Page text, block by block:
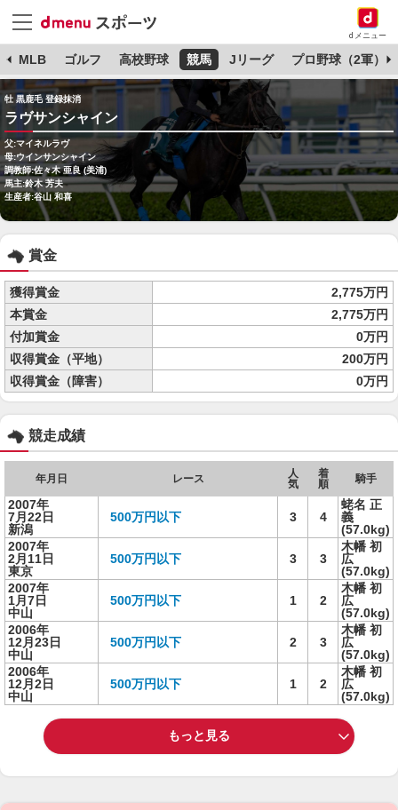
dメニュー
MLB ゴルフ 高校野球 競馬 Jリーグ プロ野球（2軍）
牡 黒鹿毛 登録抹消
ラヴサンシャイン
父:マイネルラヴ
母:ウインサンシャイン
調教師:佐々木 亜良 (美浦)
馬主:鈴木 芳夫
生産者:谷山 和喜
賞金
獲得賞金
2,775万円
本賞金
2,775万円
付加賞金
0万円
収得賞金（平地）
200万円
収得賞金（障害）
0万円
競走成績
年月日 レース
人
気
着
順
騎手
2007年
7月22日
新潟
500万円以下 3 4
蛯名 正
義
(57.0kg)
2007年
2月11日
東京
500万円以下 3 3
木幡 初
広
(57.0kg)
2007年
1月7日
中山
500万円以下 1 2
木幡 初
広
(57.0kg)
2006年
12月23日
中山
500万円以下 2 3
木幡 初
広
(57.0kg)
2006年
12月2日
中山
500万円以下 1 2
木幡 初
広
(57.0kg)
もっと見る